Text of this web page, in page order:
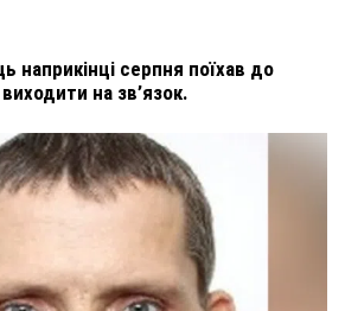
наприкінці серпня поїхав до
на зв’язок.